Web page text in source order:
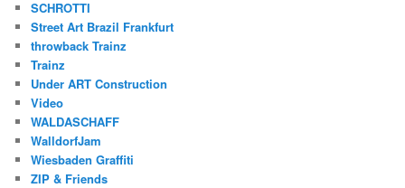
SCHROTTI
Street Art Brazil Frankfurt
throwback Trainz
Trainz
Under ART Construction
Video
WALDASCHAFF
WalldorfJam
Wiesbaden Graffiti
ZIP & Friends